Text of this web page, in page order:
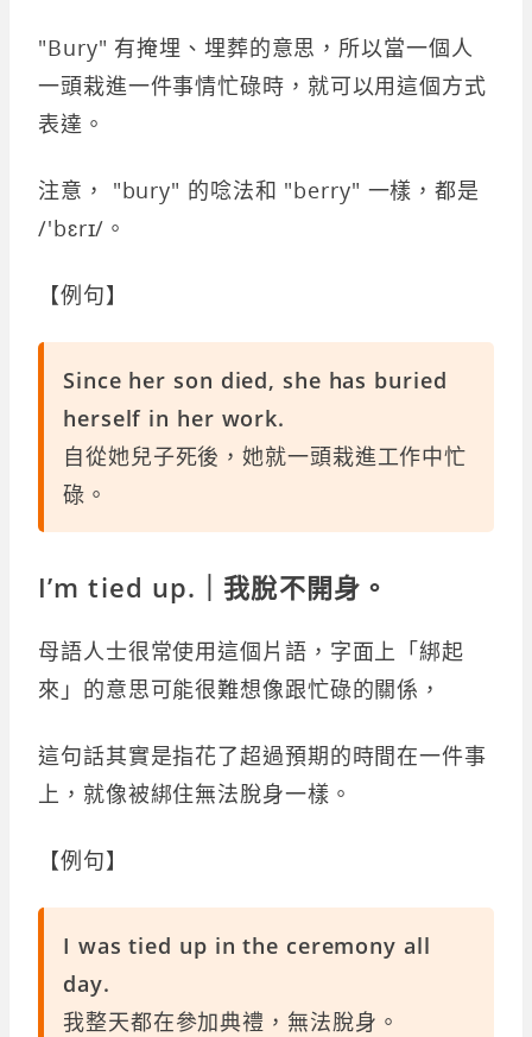
"Bury" 有掩埋、埋葬的意思，所以當一個人
一頭栽進一件事情忙碌時，就可以用這個方式
表達。
注意， "bury" 的唸法和 "berry" 一樣，都是
/'bɛrɪ/。
【例句】
Since her son died, she has buried
herself in her work.
自從她兒子死後，她就一頭栽進工作中忙
碌。
I’m tied up.｜我脫不開身。
母語人士很常使用這個片語，字面上「綁起
來」的意思可能很難想像跟忙碌的關係，
這句話其實是指花了超過預期的時間在一件事
上，就像被綁住無法脫身一樣。
【例句】
I was tied up in the ceremony all
day.
我整天都在參加典禮，無法脫身。